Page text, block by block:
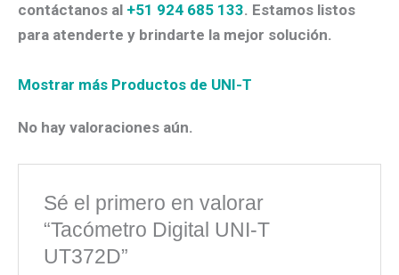
contáctanos al +51 924 685 133. Estamos listos
para atenderte y brindarte la mejor solución.
Mostrar más Productos de UNI-T
No hay valoraciones aún.
Sé el primero en valorar
“Tacómetro Digital UNI-T
UT372D”